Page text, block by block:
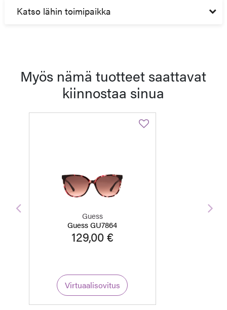
Katso lähin toimipaikka
Myös nämä tuotteet saattavat
kiinnostaa sinua
Guess
Guess GU7864
129,00 €
Virtuaalisovitus
Edellinen